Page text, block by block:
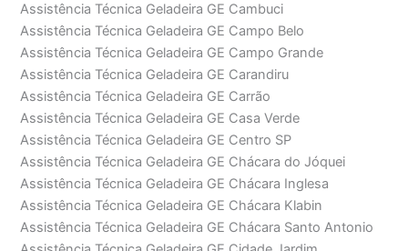
Assistência Técnica Geladeira GE Cambuci
Assistência Técnica Geladeira GE Campo Belo
Assistência Técnica Geladeira GE Campo Grande
Assistência Técnica Geladeira GE Carandiru
Assistência Técnica Geladeira GE Carrão
Assistência Técnica Geladeira GE Casa Verde
Assistência Técnica Geladeira GE Centro SP
Assistência Técnica Geladeira GE Chácara do Jóquei
Assistência Técnica Geladeira GE Chácara Inglesa
Assistência Técnica Geladeira GE Chácara Klabin
Assistência Técnica Geladeira GE Chácara Santo Antonio